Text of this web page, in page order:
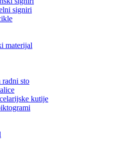
signiri
materijal
radni sto
kutije